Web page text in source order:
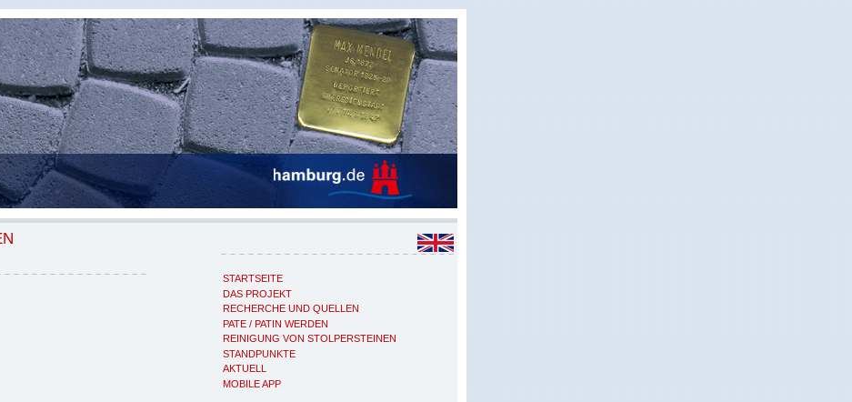
STARTSEITE
DAS PROJEKT
RECHERCHE UND QUELLEN
PATE / PATIN WERDEN
REINIGUNG VON STOLPERSTEINEN
STANDPUNKTE
AKTUELL
MOBILE APP